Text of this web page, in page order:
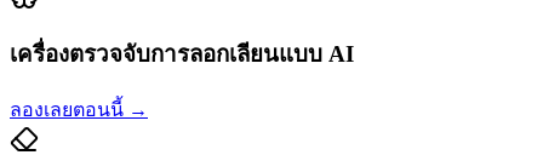
เครื่องตรวจจับการลอกเลียนแบบ AI
ลองเลยตอนนี้ →